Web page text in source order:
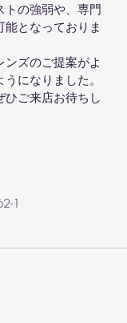
トの強弱や、専門
となっておりま
ズのご提案がよ
になりました。
ひご来店お待ちし
1